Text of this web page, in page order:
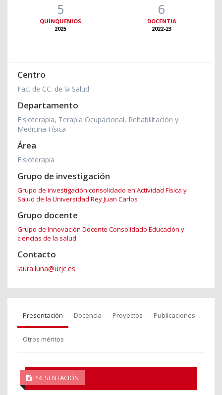
5
QUINQUENIOS
2025
6
DOCENTIA
2022-23
Centro
Fac. de CC. de la Salud
Departamento
Fisioterapia, Terapia Ocupacional, Rehabilitación y
Medicina Física
Área
Fisioterapia
Grupo de investigación
Grupo de investigación consolidado en Actividad Física y
Salud de la Universidad Rey Juan Carlos
Grupo docente
Grupo de Innovación Docente Consolidado Educación y
ciencias de la salud
Contacto
laura.luna@urjc.es
Presentación Docencia Proyectos Publicaciones
Otros méritos
PRESENTACIÓN